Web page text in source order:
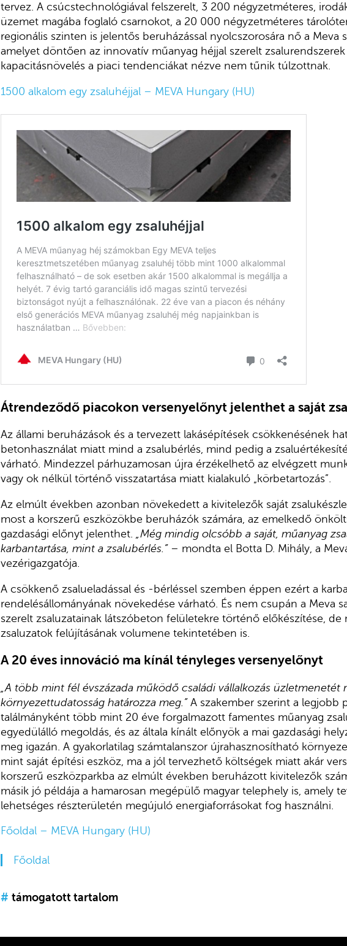
tervez. A csúcstechnológiával felszerelt, 3 200 négyzetméteres,
üzemet magába foglaló csarnokot, a 20 000 négyzetméteres
regionális szinten is jelentős beruházással nyolcszorosára nő a Meva
amelyet döntően az innovatív műanyag héjjal szerelt
kapacitásnövelés a piaci tendenciákat nézve nem tűnik túlzottnak.
1500 alkalom egy zsaluhéjjal – MEVA Hungary (HU)
Átrendeződő piacokon versenyelőnyt jelenthet a saját
Az állami beruházások és a tervezett lakásépítések csökkenésének
betonhasználat miatt mind a zsalubérlés, mind pedig a
várható. Mindezzel párhuzamosan újra érzékelhető az elvégzett
vagy ok nélkül történő visszatartása miatt kialakuló „körbetartozás”.
Az elmúlt években azonban növekedett a kivitelezők saját
most a korszerű eszközökbe beruházók számára, az emelkedő
gazdasági előnyt jelenthet.
„Még mindig olcsóbb a saját, műanyag
karbantartása, mint a zsalubérlés.”– mondta el Botta D. Mihály, a
vezérigazgatója.
A csökkenő zsalueladással és -bérléssel szemben éppen ezért a
rendelésállományának növekedése várható. És nem csupán a Meva
szerelt zsaluzatainak látszóbeton felületekre történő előkészítése, de
zsaluzatok felújításának volumene tekintetében is.
A 20 éves innováció ma kínál tényleges versenyelőnyt
„A több mint fél évszázada működő családi vállalkozás üzletmenetét
környezettudatosság határozza meg.” A szakember szerint a legjobb
találmányként több mint 20 éve forgalmazott famentes műanyag
egyedülálló megoldás, és az általa kínált előnyök a mai gazdasági
meg igazán. A gyakorlatilag számtalanszor újrahasznosítható
mint saját építési eszköz, ma a jól tervezhető költségek miatt akár
korszerű eszközparkba az elmúlt években beruházott kivitelezők
másik jó példája a hamarosan megépülő magyar telephely is, amely
lehetséges részterületén megújuló energiaforrásokat fog használni.
Főoldal – MEVA Hungary (HU)
Főoldal
# támogatott tartalom